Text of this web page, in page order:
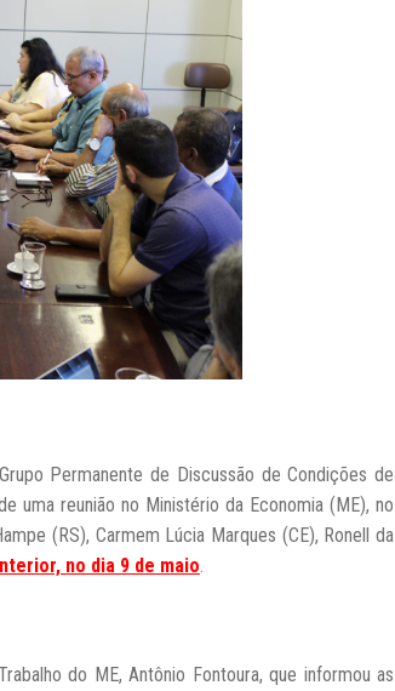
Permanente de Discussão de Condições de
uma reunião no Ministério da Economia (ME), no
(RS), Carmem Lúcia Marques (CE), Ronell da
no dia 9 de maio.
do ME, Antônio Fontoura, que informou as